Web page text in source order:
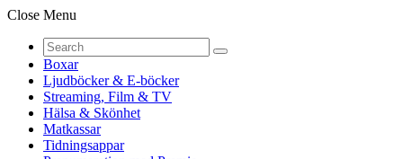
Close Menu
Boxar
Ljudböcker & E-böcker
Streaming, Film & TV
Hälsa & Skönhet
Matkassar
Tidningsappar